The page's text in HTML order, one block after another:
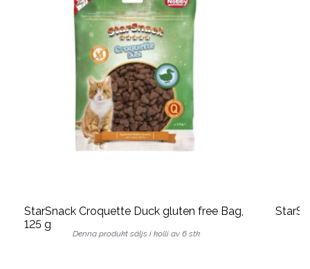
StarSnack Croquette Duck gluten free Bag,
125 g
Denna produkt säljs i kolli av 6 stk